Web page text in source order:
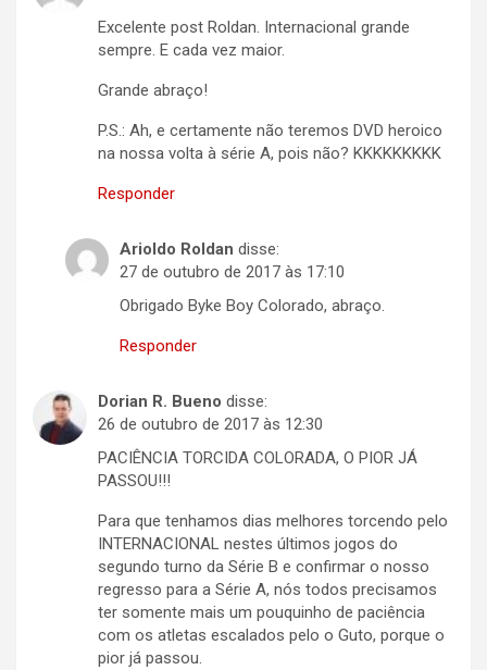
Excelente post Roldan. Internacional grande
sempre. E cada vez maior.
Grande abraço!
P.S.: Ah, e certamente não teremos DVD heroico
na nossa volta à série A, pois não? KKKKKKKKK
Responder
Arioldo Roldan disse:
27 de outubro de 2017 às 17:10
Obrigado Byke Boy Colorado, abraço.
Responder
Dorian R. Bueno disse:
26 de outubro de 2017 às 12:30
PACIÊNCIA TORCIDA COLORADA, O PIOR JÁ
PASSOU!!!
Para que tenhamos dias melhores torcendo pelo
INTERNACIONAL nestes últimos jogos do
segundo turno da Série B e confirmar o nosso
regresso para a Série A, nós todos precisamos
ter somente mais um pouquinho de paciência
com os atletas escalados pelo o Guto, porque o
pior já passou.